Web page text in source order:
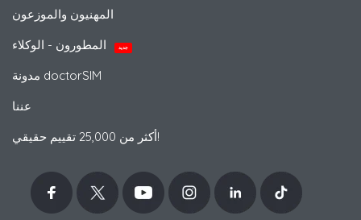
المهنيون والموزعون
جديد
مدونة doctorSIM
عننا
أكثر من 25,000 تقييم حقيقي!